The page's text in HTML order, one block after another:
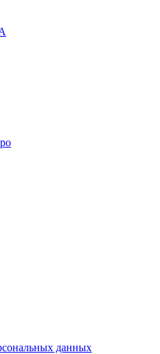
данных